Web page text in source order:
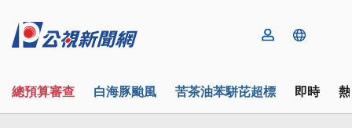
總預算審查 白海豚颱風 苦茶油苯駢芘超標 即時